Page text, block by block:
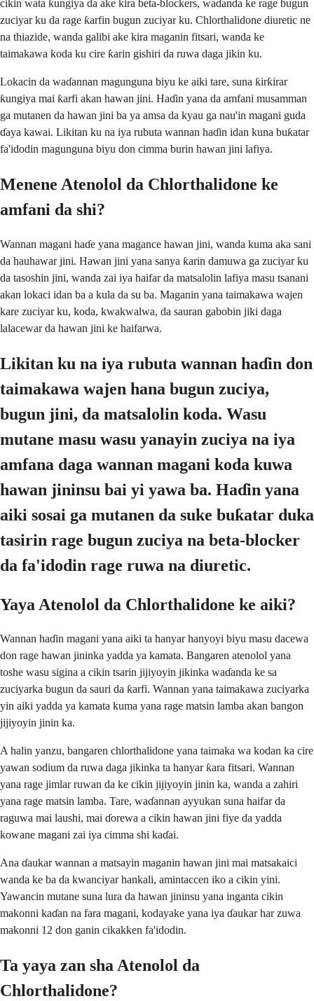
cikin wata ƙungiya da ake kira beta-blockers, waɗanda ke rage bugun
zuciyar ku da rage ƙarfin bugun zuciyar ku. Chlorthalidone diuretic ne
na thiazide, wanda galibi ake kira maganin fitsari, wanda ke
taimakawa koda ku cire ƙarin gishiri da ruwa daga jikin ku.
Lokacin da waɗannan magunguna biyu ke aiki tare, suna ƙirƙirar
ƙungiya mai ƙarfi akan hawan jini. Haɗin yana da amfani musamman
ga mutanen da hawan jini ba ya amsa da kyau ga nau'in magani guda
ɗaya kawai. Likitan ku na iya rubuta wannan haɗin idan kuna buƙatar
fa'idodin magunguna biyu don cimma burin hawan jini lafiya.
Menene Atenolol da Chlorthalidone ke
amfani da shi?
Wannan magani haɗe yana magance hawan jini, wanda kuma aka sani
da hauhawar jini. Hawan jini yana sanya ƙarin damuwa ga zuciyar ku
da tasoshin jini, wanda zai iya haifar da matsalolin lafiya masu tsanani
akan lokaci idan ba a kula da su ba. Maganin yana taimakawa wajen
kare zuciyar ku, koda, kwakwalwa, da sauran gabobin jiki daga
lalacewar da hawan jini ke haifarwa.
Likitan ku na iya rubuta wannan haɗin don
taimakawa wajen hana bugun zuciya,
bugun jini, da matsalolin koda. Wasu
mutane masu wasu yanayin zuciya na iya
amfana daga wannan magani koda kuwa
hawan jininsu bai yi yawa ba. Haɗin yana
aiki sosai ga mutanen da suke buƙatar duka
tasirin rage bugun zuciya na beta-blocker
da fa'idodin rage ruwa na diuretic.
Yaya Atenolol da Chlorthalidone ke aiki?
Wannan haɗin magani yana aiki ta hanyar hanyoyi biyu masu dacewa
don rage hawan jininka yadda ya kamata. Bangaren atenolol yana
toshe wasu sigina a cikin tsarin jijiyoyin jikinka waɗanda ke sa
zuciyarka bugun da sauri da ƙarfi. Wannan yana taimakawa zuciyarka
yin aiki yadda ya kamata kuma yana rage matsin lamba akan bangon
jijiyoyin jinin ka.
A halin yanzu, bangaren chlorthalidone yana taimaka wa kodan ka cire
yawan sodium da ruwa daga jikinka ta hanyar ƙara fitsari. Wannan
yana rage jimlar ruwan da ke cikin jijiyoyin jinin ka, wanda a zahiri
yana rage matsin lamba. Tare, waɗannan ayyukan suna haifar da
raguwa mai laushi, mai ɗorewa a cikin hawan jini fiye da yadda
kowane magani zai iya cimma shi kaɗai.
Ana ɗaukar wannan a matsayin maganin hawan jini mai matsakaici
wanda ke ba da kwanciyar hankali, amintaccen iko a cikin yini.
Yawancin mutane suna lura da hawan jininsu yana inganta cikin
makonni kaɗan na fara magani, kodayake yana iya ɗaukar har zuwa
makonni 12 don ganin cikakken fa'idodin.
Ta yaya zan sha Atenolol da
Chlorthalidone?